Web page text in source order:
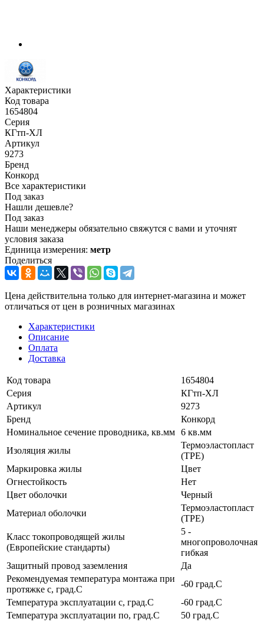
Характеристики
Код товара
1654804
Серия
КГтп-ХЛ
Артикул
9273
Бренд
Конкорд
Все характеристики
Под заказ
Нашли дешевле?
Под заказ
Наши менеджеры обязательно свяжутся с вами и уточнят
условия заказа
Единица измерения: метр
Поделиться
Цена действительна только для интернет-магазина и может
отличаться от цен в розничных магазинах
Характеристики
Описание
Оплата
Доставка
Код товара
1654804
Серия
КГтп-ХЛ
Артикул
9273
Бренд
Конкорд
Номинальное сечение проводника, кв.мм 6 кв.мм
Изоляция жилы
Термоэластопласт
(TPE)
Маркировка жилы
Цвет
Огнестойкость
Нет
Цвет оболочки
Черный
Материал оболочки
Термоэластопласт
(TPE)
Класс токопроводящей жилы
(Европейские стандарты)
5 -
многопроволочная
гибкая
Защитный провод заземления
Да
Рекомендуемая температура монтажа при
протяжке с, град.C
-60 град.C
Температура эксплуатации с, град.C
-60 град.C
Температура эксплуатации по, град.C
50 град.C